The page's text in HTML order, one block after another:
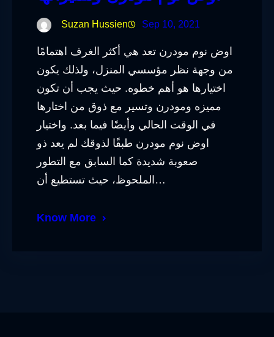
Suzan Hussien Sep 10, 2021
اوض نوم مودرن تعد هي أكثر الغرف اهتمامًا
من وجهة نظر مؤسسي المنزل، ولذلك يكون
اختيارها هو أهم خطوه. حيث يجب أن تكون
مميزه ومودرن وتسير مع ذوق من اختارها
في الوقت الحالي وأيضًا فيما بعد. واختيار
اوض نوم مودرن طبقًا لذوقك لم يعد ذو
صعوبة شديدة كما السابق مع التطور
الملحوظ، حيث تستطيع أن…
Know More